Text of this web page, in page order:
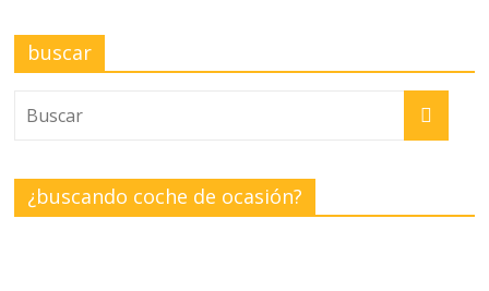
buscar
¿buscando coche de ocasión?